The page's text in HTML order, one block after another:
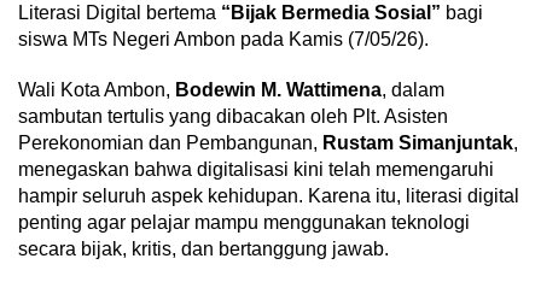
Literasi Digital bertema “Bijak Bermedia Sosial” bagi
siswa MTs Negeri Ambon pada Kamis (7/05/26).
Wali Kota Ambon, Bodewin M. Wattimena, dalam
sambutan tertulis yang dibacakan oleh Plt. Asisten
Perekonomian dan Pembangunan, Rustam Simanjuntak,
menegaskan bahwa digitalisasi kini telah memengaruhi
hampir seluruh aspek kehidupan. Karena itu, literasi digital
penting agar pelajar mampu menggunakan teknologi
secara bijak, kritis, dan bertanggung jawab.